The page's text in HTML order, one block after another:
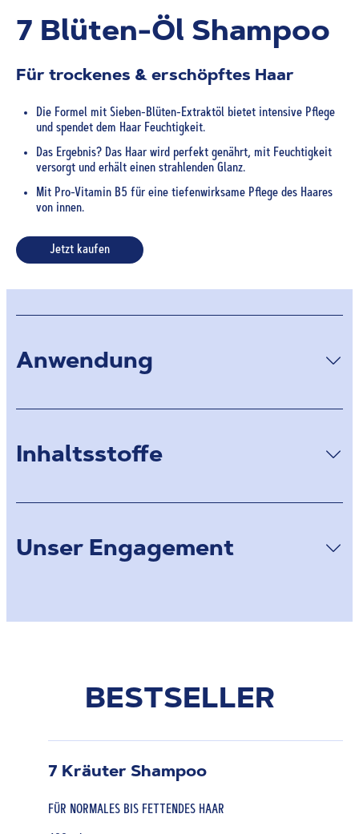
7 Blüten-Öl Shampoo
Für trockenes & erschöpftes Haar
Die Formel mit Sieben-Blüten-Extraktöl bietet intensive Pflege
und spendet dem Haar Feuchtigkeit.
Das Ergebnis? Das Haar wird perfekt genährt, mit Feuchtigkeit
versorgt und erhält einen strahlenden Glanz.
Mit Pro-Vitamin B5 für eine tiefenwirksame Pflege des Haares
von innen.
Jetzt kaufen
Anwendung
Inhaltsstoffe
Unser Engagement
BESTSELLER
7 Kräuter Shampoo
FÜR NORMALES BIS FETTENDES HAAR